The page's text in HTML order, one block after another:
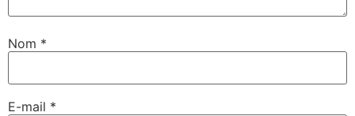
Nom *
E-mail *